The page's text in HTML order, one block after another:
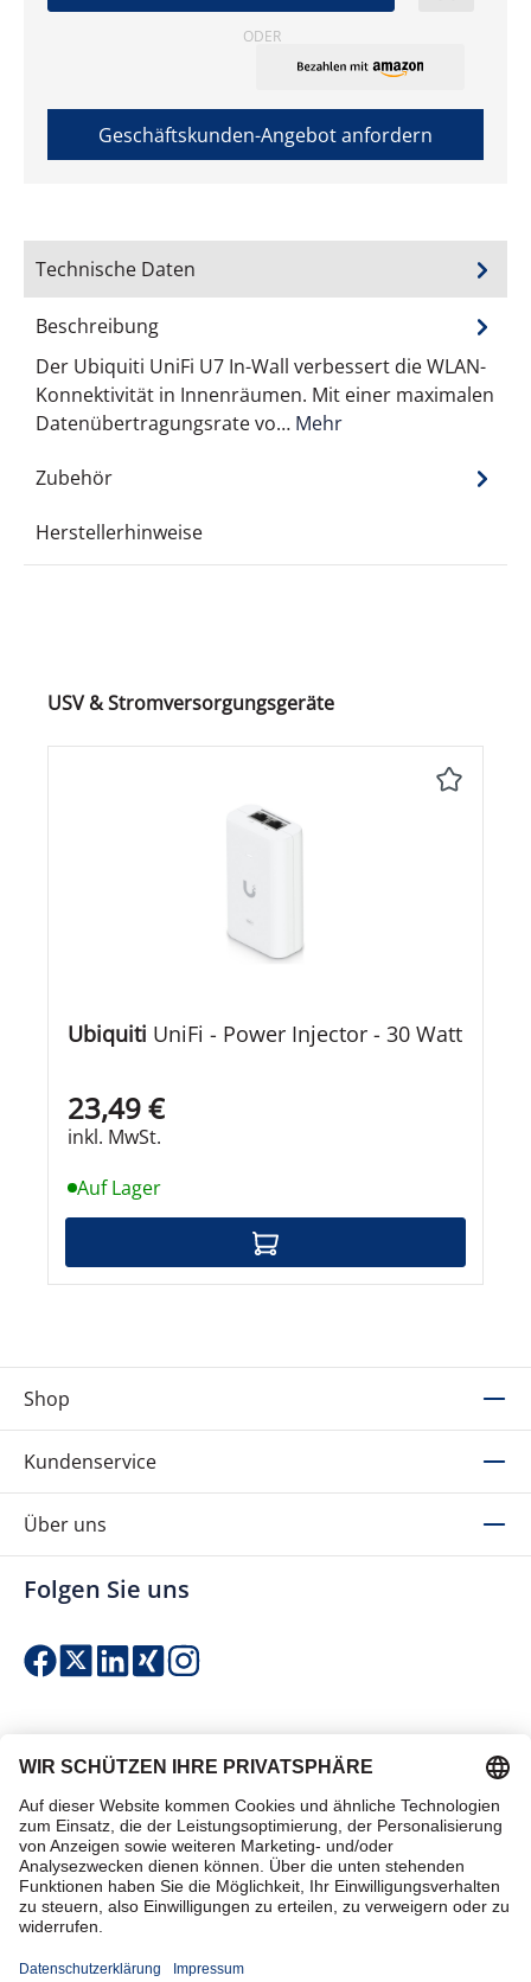
ODER
Geschäftskunden-Angebot anfordern
Technische Daten
Beschreibung
Der Ubiquiti UniFi U7 In-Wall verbessert die WLAN-
Konnektivität in Innenräumen. Mit einer maximalen
Datenübertragungsrate vo… Mehr
Zubehör
Herstellerhinweise
Produktgalerie überspringen
USV & Stromversorgungsgeräte
Ubiquiti UniFi - Power Injector - 30 Watt
23,49 €
inkl. MwSt.
Auf Lager
Shop
Kundenservice
Über uns
Folgen Sie uns
Einfach & sicher bezahlen
Zertifiziert einkaufen